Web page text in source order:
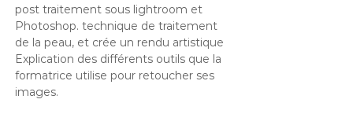
post traitement sous lightroom et
Photoshop. technique de traitement
de la peau, et crée un rendu artistique
Explication des différents outils que la
formatrice utilise pour retoucher ses
images.